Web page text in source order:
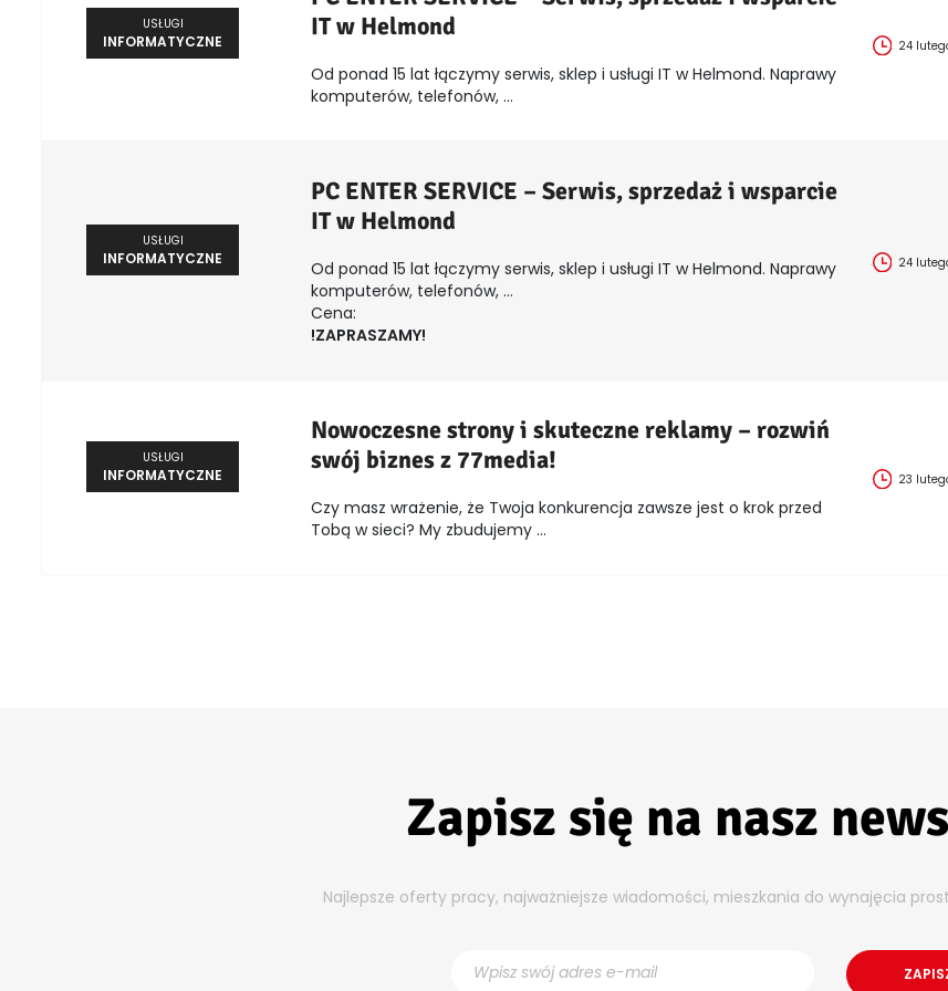
USŁUGI
INFORMATYCZNE
IT w Helmond
Od ponad 15 lat łączymy serwis, sklep i usługi IT w Helmond. Naprawy
komputerów, telefonów, ...
24
USŁUGI
INFORMATYCZNE
PC ENTER SERVICE – Serwis, sprzedaż i wsparcie
IT w Helmond
Od ponad 15 lat łączymy serwis, sklep i usługi IT w Helmond. Naprawy
komputerów, telefonów, ...
Cena:
!ZAPRASZAMY!
24
USŁUGI
INFORMATYCZNE
Nowoczesne strony i skuteczne reklamy – rozwiń
swój biznes z 77media!
Czy masz wrażenie, że Twoja konkurencja zawsze jest o krok przed
Tobą w sieci? My zbudujemy ...
23
Zapisz się na nasz
Najlepsze oferty pracy, najważniejsze wiadomości, mieszkania do wynajęcia